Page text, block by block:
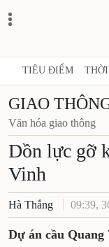
TIÊU ĐIỂM
GIAO
Văn hóa giao thông
Dồn lực gỡ
Vinh
Hà Thắng 09:39,
Dự án cầu Quang